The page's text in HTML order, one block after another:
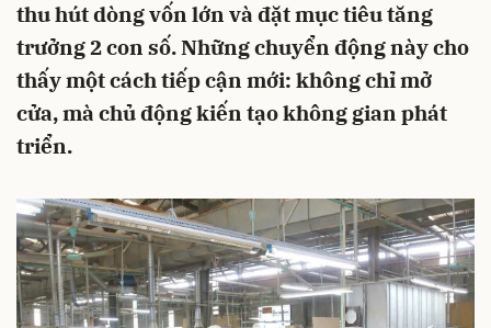
thu hút dòng vốn lớn và đặt mục tiêu tăng
trưởng 2 con số. Những chuyển động này cho
thấy một cách tiếp cận mới: không chỉ mở
cửa, mà chủ động kiến tạo không gian phát
triển.